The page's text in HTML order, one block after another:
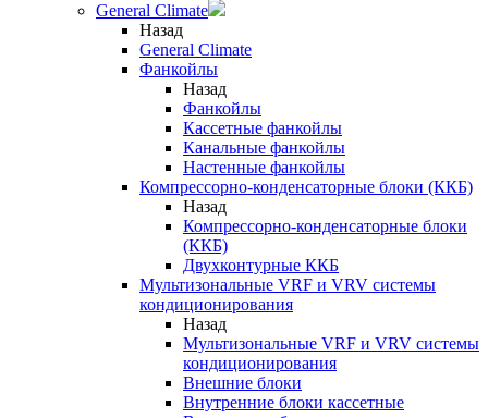
General Climate
Назад
General Climate
Фанкойлы
Назад
Фанкойлы
Кассетные фанкойлы
Канальные фанкойлы
Настенные фанкойлы
Компрессорно-конденсаторные блоки (ККБ)
Назад
Компрессорно-конденсаторные блоки
(ККБ)
Двухконтурные ККБ
Мультизональные VRF и VRV системы
кондиционирования
Назад
Мультизональные VRF и VRV системы
кондиционирования
Внешние блоки
Внутренние блоки кассетные